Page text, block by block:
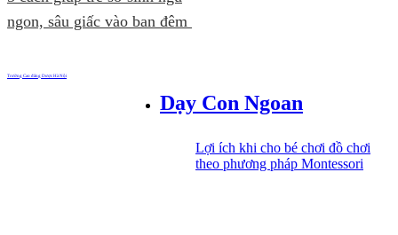
ngon, sâu giấc vào ban đêm
Dạy Con Ngoan
Lợi ích khi cho bé chơi đồ chơi
theo phương pháp Montessori
Trường Cao đẳng Dược Hà Nội